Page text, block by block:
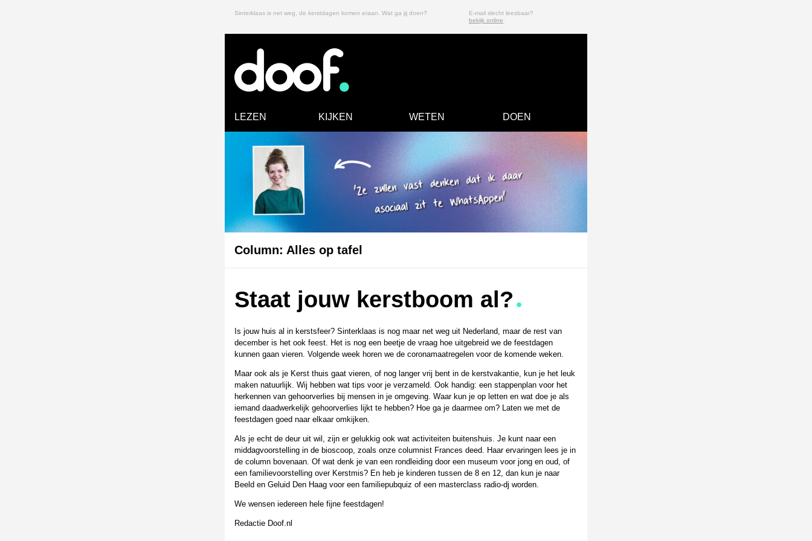
Sinterklaas is net weg, de kerstdagen komen eraan. Wat ga jij doen?
E-mail slecht leesbaar?
bekijk online
LEZEN KIJKEN WETEN DOEN
Column: Alles op tafel
Staat jouw kerstboom al?
Is jouw huis al in kerstsfeer? Sinterklaas is nog maar net weg uit Nederland, maar de rest van
december is het ook feest. Het is nog een beetje de vraag hoe uitgebreid we de feestdagen
kunnen gaan vieren. Volgende week horen we de coronamaatregelen voor de komende weken.
Maar ook als je Kerst thuis gaat vieren, of nog langer vrij bent in de kerstvakantie, kun je het leuk
maken natuurlijk. Wij hebben wat tips voor je verzameld. Ook handig: een stappenplan voor het
herkennen van gehoorverlies bij mensen in je omgeving. Waar kun je op letten en wat doe je als
iemand daadwerkelijk gehoorverlies lijkt te hebben? Hoe ga je daarmee om? Laten we met de
feestdagen goed naar elkaar omkijken.
Als je echt de deur uit wil, zijn er gelukkig ook wat activiteiten buitenshuis. Je kunt naar een
middagvoorstelling in de bioscoop, zoals onze columnist Frances deed. Haar ervaringen lees je in
de column bovenaan. Of wat denk je van een rondleiding door een museum voor jong en oud, of
een familievoorstelling over Kerstmis? En heb je kinderen tussen de 8 en 12, dan kun je naar
Beeld en Geluid Den Haag voor een familiepubquiz of een masterclass radio-dj worden.
We wensen iedereen hele fijne feestdagen!
Redactie Doof.nl